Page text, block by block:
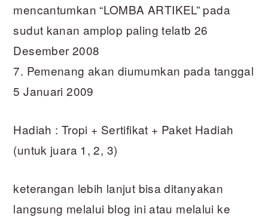
mencantumkan “LOMBA ARTIKEL” pada
sudut kanan amplop paling telatb 26
Desember 2008
7. Pemenang akan diumumkan pada tanggal
5 Januari 2009
Hadiah : Tropi + Sertifikat + Paket Hadiah
(untuk juara 1, 2, 3)
keterangan lebih lanjut bisa ditanyakan
langsung melalui blog ini atau melalui ke